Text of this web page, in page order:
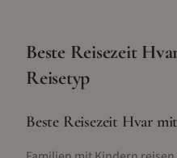
Beste Reisezeit
Reisetyp
Beste Reisezeit Hvar